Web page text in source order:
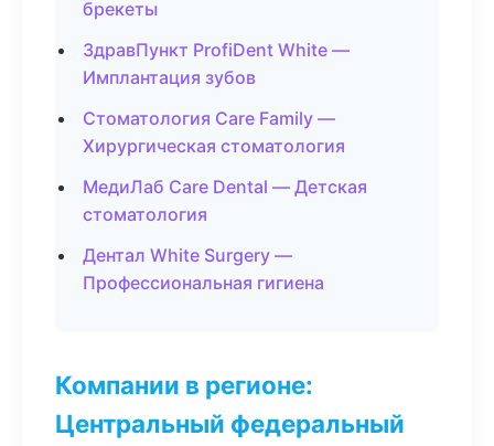
брекеты
ЗдравПункт ProfiDent White —
Имплантация зубов
Стоматология Care Family —
Хирургическая стоматология
МедиЛаб Care Dental — Детская
стоматология
Дентал White Surgery —
Профессиональная гигиена
Компании в регионе:
Центральный федеральный